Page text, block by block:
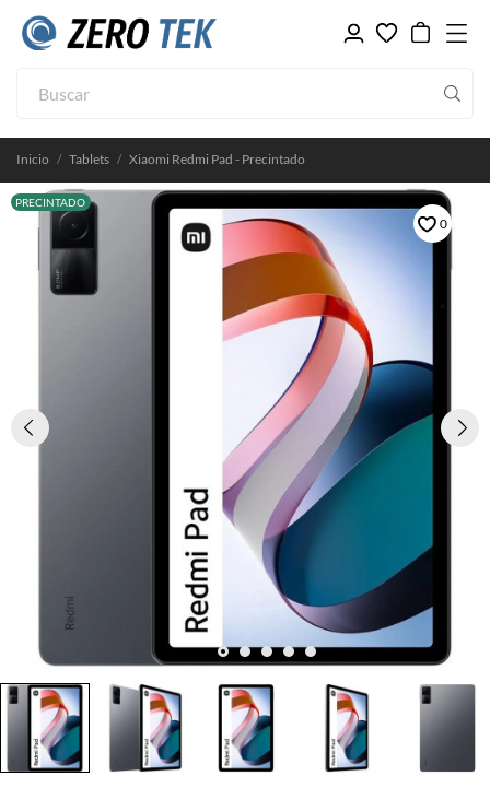
Inicio Tablets Xiaomi Redmi Pad - Precintado
PRECINTADO
0